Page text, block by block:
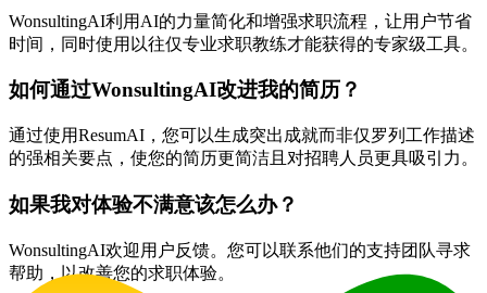
WonsultingAI利用AI的力量简化和增强求职流程，让用户节省
时间，同时使用以往仅专业求职教练才能获得的专家级工具。
如何通过WonsultingAI改进我的简历？
通过使用ResumAI，您可以生成突出成就而非仅罗列工作描述
的强相关要点，使您的简历更简洁且对招聘人员更具吸引力。
如果我对体验不满意该怎么办？
WonsultingAI欢迎用户反馈。您可以联系他们的支持团队寻求
帮助，以改善您的求职体验。